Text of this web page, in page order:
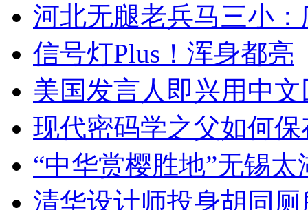
河北无腿老兵马三小
信号灯Plus！浑身都亮
美国发言人即兴用中
现代密码学之父如何
“中华赏樱胜地”无锡
清华设计师投身胡同